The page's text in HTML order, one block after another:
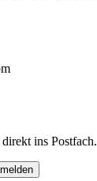
ins Postfach.